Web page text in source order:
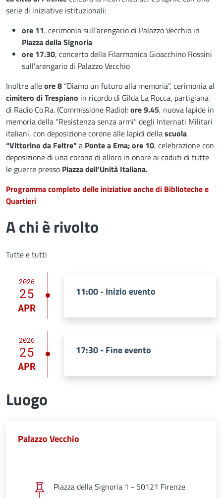
serie di iniziative istituzionali:
ore 11, cerimonia sull’arengario di Palazzo Vecchio in
Piazza della Signoria
ore 17.30, concerto della Filarmonica Gioacchino Rossini
sull'arengario di Palazzo Vecchio
Inoltre alleore 8 “Diamo un futuro alla memoria”, cerimonia al
cimitero di Trespiano in ricordo di Gilda La Rocca, partigiana
di Radio Co.Ra. (Commissione Radio); ore 9.45, nuova lapide in
memoria della “Resistenza senza armi” degli Internati Militari
italiani, con deposizione corone alle lapidi dellascuola
“Vittorino da Feltre”a Ponte a Ema; ore 10, celebrazione con
deposizione di una corona di alloro in onore ai caduti di tutte
le guerre presso Piazza dell’Unità Italiana.
Programma completo delle iniziative anche di Biblioteche e
Quartieri
A chi è rivolto
Tutte e tutti
2026
25
APR
11:00 - Inizio evento
2026
25
APR
17:30 - Fine evento
Luogo
Palazzo Vecchio
Piazza della Signoria 1 - 50121 Firenze